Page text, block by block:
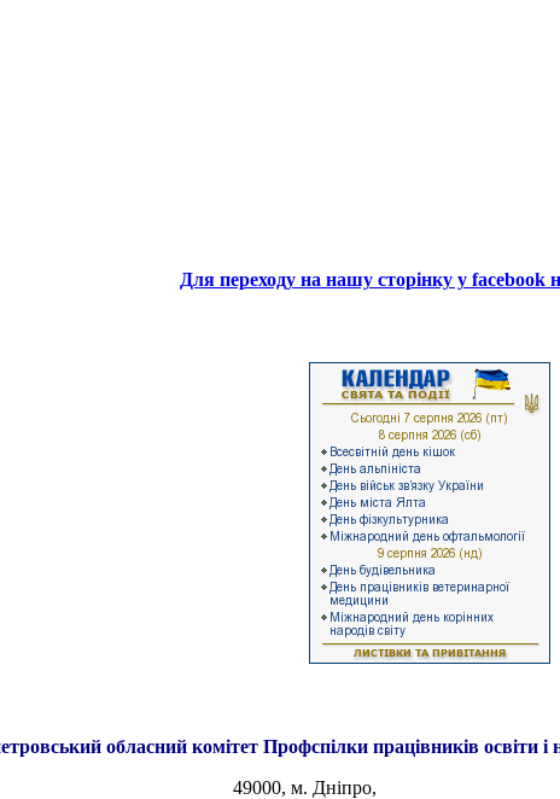
Для переходу на нашу сторінку у facebook
обласний комітет Профспілки працівників освіти і
49000, м. Дніпро,